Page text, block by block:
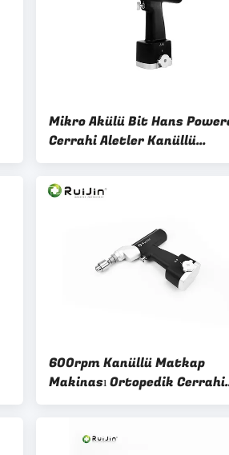
Mikro Akülü Bit Hans
Cerrahi Aletler Kanüllü
Ortopedik Kemik Matkap
600rpm Kanüllü Matkap
Makinası Ortopedik Cerrahi
Ürünler 1000rpm